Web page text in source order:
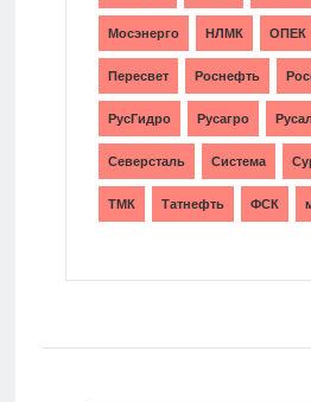
Мосэнерго НЛМК ОПЕК
Пересвет Роснефть
РусГидро Русагро
Северсталь Система
ТМК Татнефть ФСК